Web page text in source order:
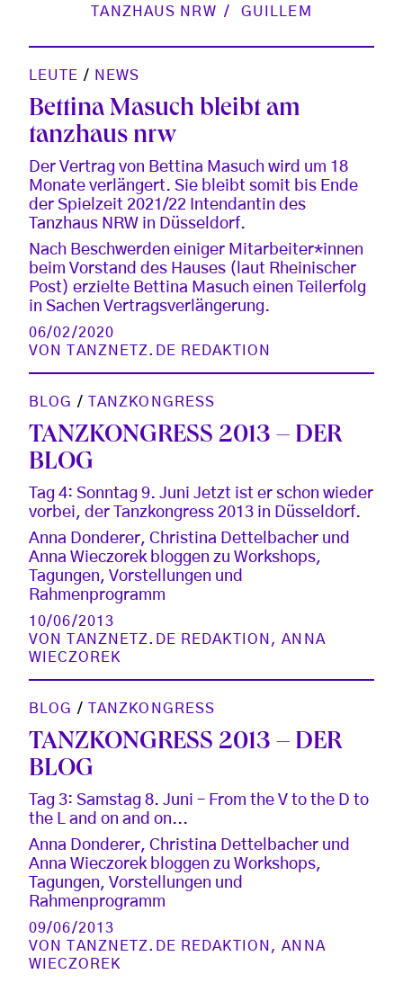
TANZHAUS NRW GUILLEM
LEUTE / NEWS
Bettina Masuch bleibt am
tanzhaus nrw
Der Vertrag von Bettina Masuch wird um 18
Monate verlängert. Sie bleibt somit bis Ende
der Spielzeit 2021/22 Intendantin des
Tanzhaus NRW in Düsseldorf.
Nach Beschwerden einiger Mitarbeiter*innen
beim Vorstand des Hauses (laut Rheinischer
Post) erzielte Bettina Masuch einen Teilerfolg
in Sachen Vertragsverlängerung.
06/02/2020
VON
TANZNETZ.DE REDAKTION
BLOG / TANZKONGRESS
TANZKONGRESS 2013 – DER
BLOG
Tag 4: Sonntag 9. Juni Jetzt ist er schon wieder
vorbei, der Tanzkongress 2013 in Düsseldorf.
Anna Donderer, Christina Dettelbacher und
Anna Wieczorek bloggen zu Workshops,
Tagungen, Vorstellungen und
Rahmenprogramm
10/06/2013
VON
TANZNETZ.DE REDAKTION ,ANNA
WIECZOREK
BLOG / TANZKONGRESS
TANZKONGRESS 2013 – DER
BLOG
Tag 3: Samstag 8. Juni – From the V to the D to
the L and on and on...
Anna Donderer, Christina Dettelbacher und
Anna Wieczorek bloggen zu Workshops,
Tagungen, Vorstellungen und
Rahmenprogramm
09/06/2013
VON
TANZNETZ.DE REDAKTION ,ANNA
WIECZOREK